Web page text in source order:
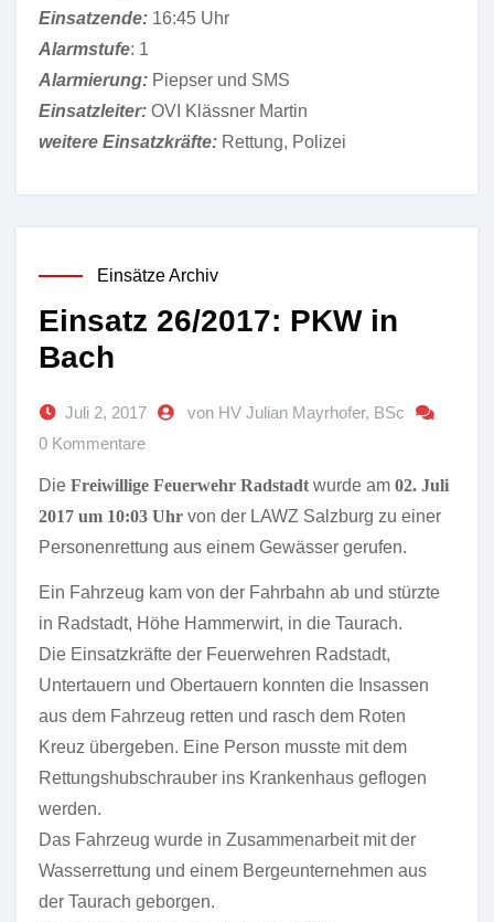
Einsatzende: 16:45 Uhr
Alarmstufe: 1
Alarmierung: Piepser und SMS
Einsatzleiter: OVI Klässner Martin
weitere Einsatzkräfte: Rettung, Polizei
Einsätze Archiv
Einsatz 26/2017: PKW in
Bach
Juli 2, 2017
von HV Julian Mayrhofer, BSc
0 Kommentare
Die Freiwillige Feuerwehr Radstadt wurde am 02. Juli
2017 um 10:03 Uhr von der LAWZ Salzburg zu einer
Personenrettung aus einem Gewässer gerufen.
Ein Fahrzeug kam von der Fahrbahn ab und stürzte
in Radstadt, Höhe Hammerwirt, in die Taurach.
Die Einsatzkräfte der Feuerwehren Radstadt,
Untertauern und Obertauern konnten die Insassen
aus dem Fahrzeug retten und rasch dem Roten
Kreuz übergeben. Eine Person musste mit dem
Rettungshubschrauber ins Krankenhaus geflogen
werden.
Das Fahrzeug wurde in Zusammenarbeit mit der
Wasserrettung und einem Bergeunternehmen aus
der Taurach geborgen.